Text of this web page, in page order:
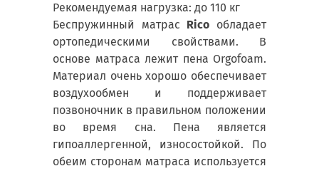
Рекомендуемая нагрузка: до 110 кг
Беспружинный матрас Rico обладает
ортопедическими свойствами. В
основе матраса лежит пена Orgofoam.
Материал очень хорошо обеспечивает
воздухообмен и поддерживает
позвоночник в правильном положении
во время сна. Пена является
гипоаллергенной, износостойкой. По
обеим сторонам матраса используется